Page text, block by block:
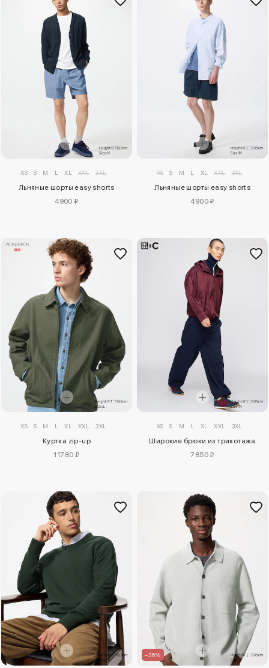
XS S M L XL XXL 3XL
Льняные шорты easy shorts
4900 ₽
XS S M L XL XXL 3XL
Льняные шорты easy shorts
4900 ₽
XS S M L XL XXL 3XL
Куртка zip-up
11780 ₽
XS S M L XL XXL 3XL
Широкие брюки из трикотажа
7850 ₽
–36%